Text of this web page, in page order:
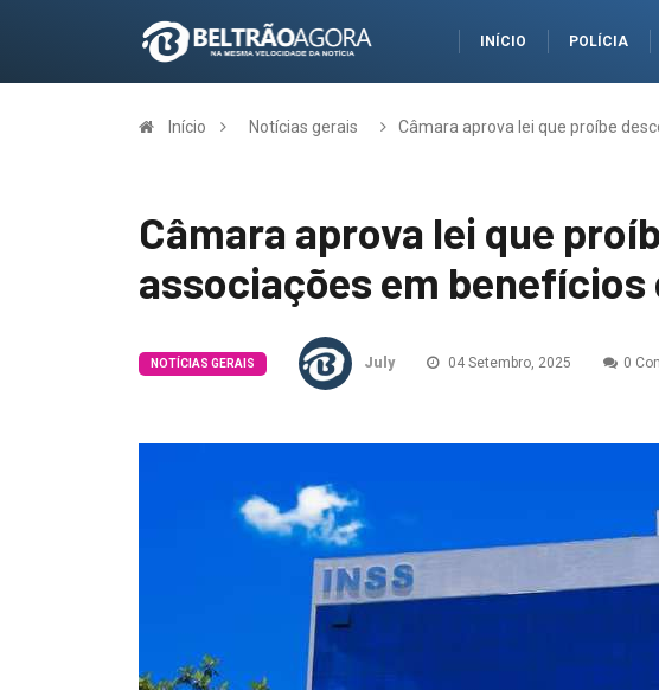
INÍCIO POLÍCIA
Início Notícias gerais Câmara aprova lei que proíbe
Câmara aprova lei que
associações em benefícios
NOTÍCIAS GERAIS July 04 Setembro, 2025 0